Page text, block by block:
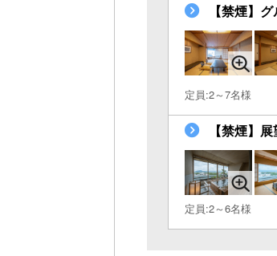
【禁煙】
定員:2～7名様
【禁煙】
定員:2～6名様